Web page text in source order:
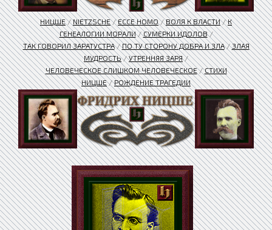
НИЦШЕ/NIETZSCHE/ЕССЕ HOMO/ВОЛЯ К ВЛАСТИ/К
ГЕНЕАЛОГИИ МОРАЛИ/СУМЕРКИ ИДОЛОВ/
ТАК ГОВОРИЛ ЗАРАТУСТРА/ПО ТУ СТОРОНУ ДОБРА И ЗЛА/ЗЛАЯ
МУДРОСТЬ/УТРЕННЯЯ ЗАРЯ/
ЧЕЛОВЕЧЕСКОЕ СЛИШКОМ ЧЕЛОВЕЧЕСКОЕ/СТИХИ
НИЦШЕ/РОЖДЕНИЕ ТРАГЕДИИ